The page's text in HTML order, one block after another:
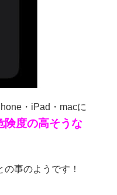
・iPad・macに
険度の高そうな
事のようです！